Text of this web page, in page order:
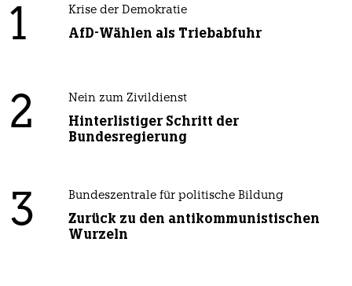
1 Krise der Demokratie
AfD-Wählen als Triebabfuhr
2 Nein zum Zivildienst
Hinterlistiger Schritt der
Bundesregierung
3 Bundeszentrale für politische Bildung
Zurück zu den antikommunistischen
Wurzeln